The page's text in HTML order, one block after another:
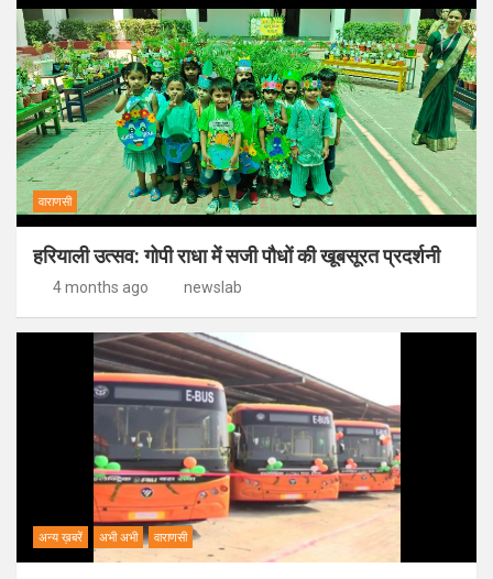
वाराणसी
हरियाली उत्सव: गोपी राधा में सजी पौधों की खूबसूरत प्रदर्शनी
4 months ago newslab
अन्य ख़बरें अभी अभी वाराणसी